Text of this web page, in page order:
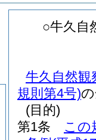
○牛久自
牛久自然観
規則第4号)
(目的)
第1条
この